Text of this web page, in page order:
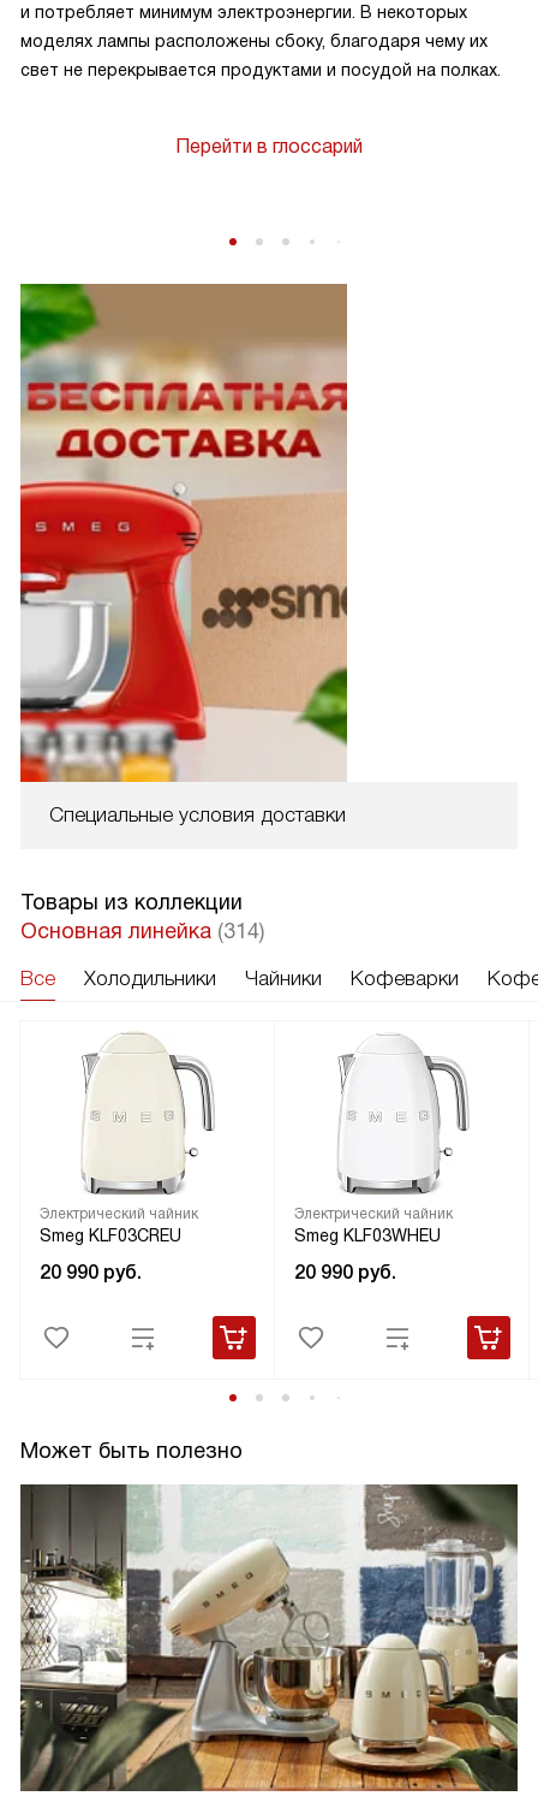
и потребляет минимум электроэнергии. В некоторых
моделях лампы расположены сбоку, благодаря чему их
свет не перекрывается продуктами и посудой на полках.
Перейти в глоссарий
Специальные условия доставки
Товары из коллекции
Основная линейка (314)
Все Холодильники Чайники Кофеварки
Электрический чайник
Smeg KLF03CREU
20 990 руб.
Электрический чайник
Smeg KLF03WHEU
20 990 руб.
Может быть полезно